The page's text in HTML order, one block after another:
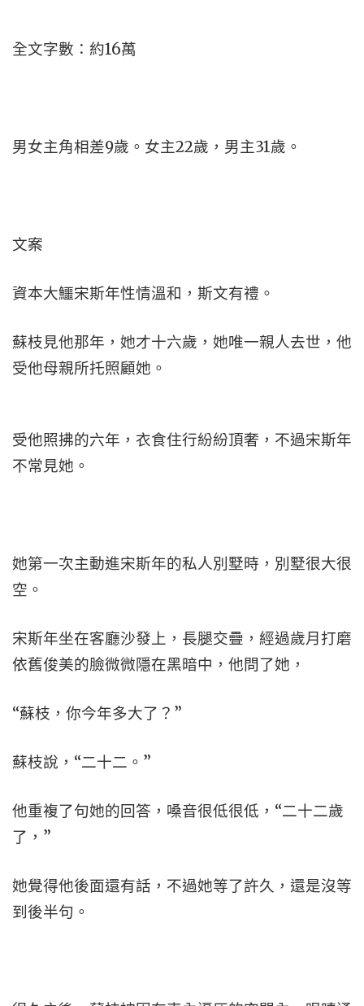
全文字數：約16萬
男女主角相差9歲。女主22歲，男主31歲。
文案
資本大鱷宋斯年性情溫和，斯文有禮。
蘇枝見他那年，她才十六歲，她唯一親人去世，他
受他母親所托照顧她。
受他照拂的六年，衣食住行紛紛頂奢，不過宋斯年
不常見她。
她第一次主動進宋斯年的私人別墅時，別墅很大很
空。
宋斯年坐在客廳沙發上，長腿交疊，經過歲月打磨
依舊俊美的臉微微隱在黑暗中，他問了她，
“蘇枝，你今年多大了？”
蘇枝說，“二十二。”
他重複了句她的回答，嗓音很低很低，“二十二歲
了，”
她覺得他後面還有話，不過她等了許久，還是沒等
到後半句。